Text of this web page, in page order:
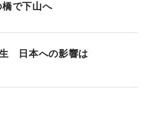
で下山へ
日本への影響は